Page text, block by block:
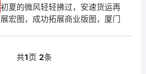
初夏的微风轻轻拂过，安速货运再
展宏图，成功拓展商业版图，厦门
阶段。
共1页 2条